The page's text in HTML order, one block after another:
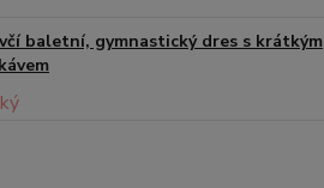
baletní, gymnastický dres s krátkým